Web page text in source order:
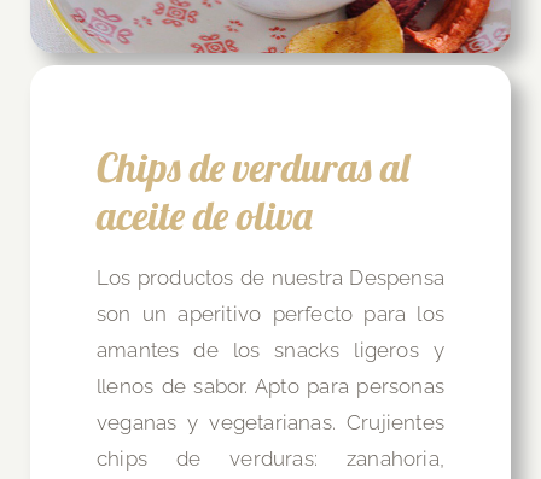
Chips de verduras al
aceite de oliva
Los productos de nuestra Despensa
son un aperitivo perfecto para los
amantes de los snacks ligeros y
llenos de sabor. Apto para personas
veganas y vegetarianas. Crujientes
chips de verduras: zanahoria,